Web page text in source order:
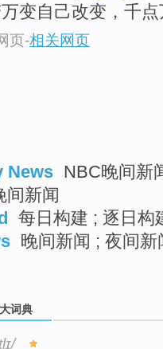
变自己改变，千
页-相关网页
News NBC晚间新
间新闻
每日构建 ; 逐日构
晚间新闻 ; 夜间新
词典